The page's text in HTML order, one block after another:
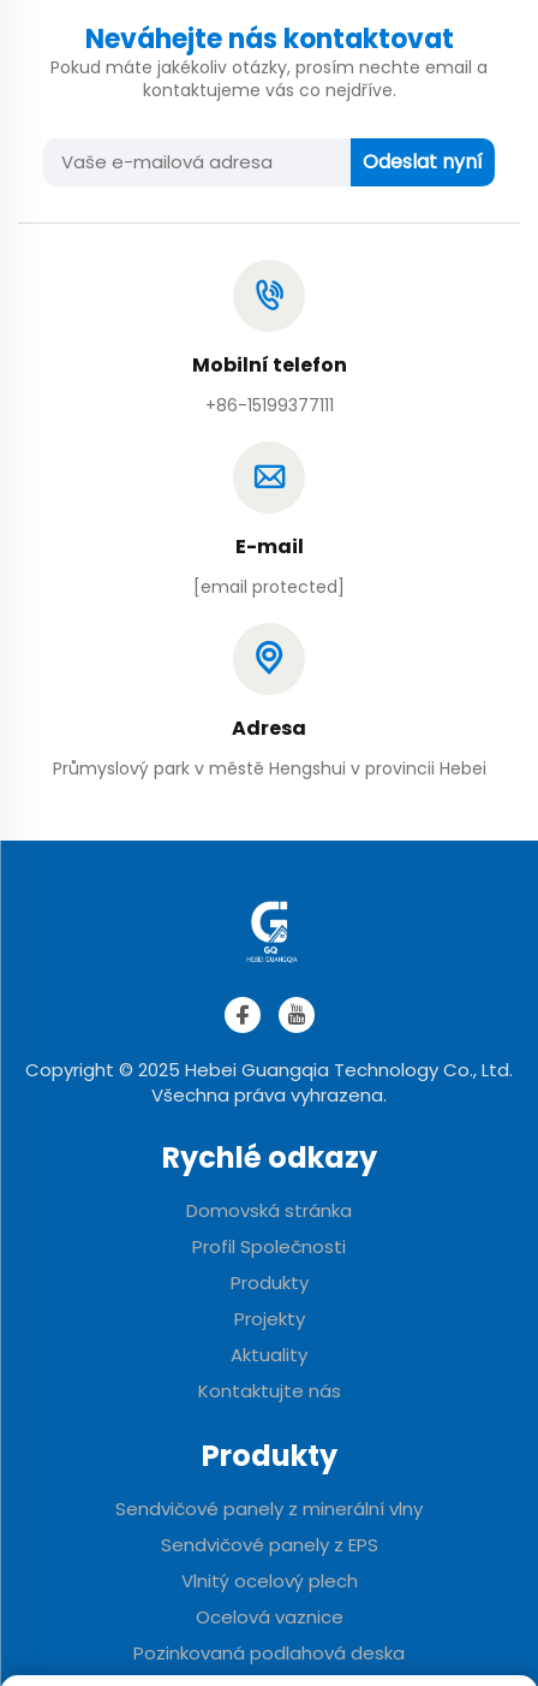
Neváhejte nás kontaktovat
Pokud máte jakékoliv otázky, prosím nechte email a
kontaktujeme vás co nejdříve.
Odeslat nyní
Mobilní telefon
+86-15199377111
E-mail
[email protected]
Adresa
Průmyslový park v městě Hengshui v provincii Hebei
Copyright © 2025 Hebei Guangqia Technology Co., Ltd.
Všechna práva vyhrazena.
Rychlé odkazy
Domovská stránka
Profil Společnosti
Produkty
Projekty
Aktuality
Kontaktujte nás
Produkty
Sendvičové panely z minerální vlny
Sendvičové panely z EPS
Vlnitý ocelový plech
Ocelová vaznice
Pozinkovaná podlahová deska